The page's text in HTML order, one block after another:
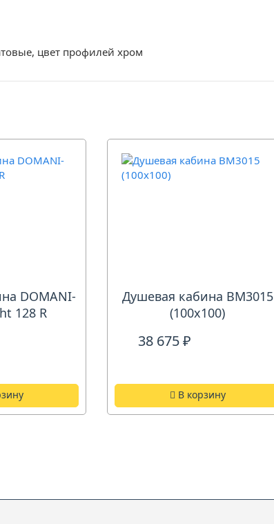
цвет профилей хром
DOMANI-
128 R
Душевая кабина ВМ3015
(100х100)
38 675 ₽
В корзину